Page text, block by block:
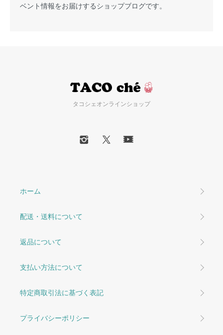
ベント情報をお届けするショップブログです。
タコシェオンラインショップ
ホーム
配送・送料について
返品について
支払い方法について
特定商取引法に基づく表記
プライバシーポリシー